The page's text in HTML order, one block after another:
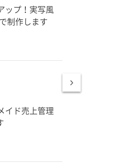
ップ！実写風
制作します
イド売上管理